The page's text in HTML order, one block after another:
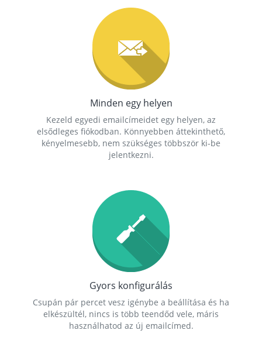
Minden egy helyen
Kezeld egyedi emailcímeidet egy helyen, az
elsődleges fiókodban. Könnyebben áttekinthető,
kényelmesebb, nem szükséges többször ki-be
jelentkezni.
Gyors konfigurálás
Csupán pár percet vesz igénybe a beállítása és ha
elkészültél, nincs is több teendőd vele, máris
használhatod az új emailcímed.